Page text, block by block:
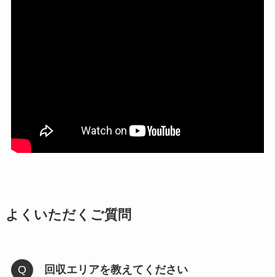
よくいただくご質問
回収エリアを教えてください